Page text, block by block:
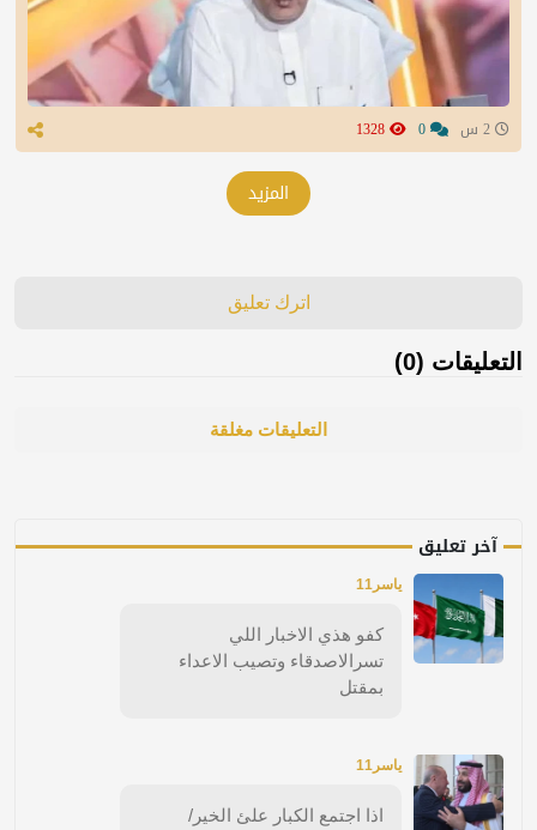
المزيد
اترك تعليق
التعليقات (0)
التعليقات مغلقة
آخر تعليق
ياسر11
كفو هذي الاخبار اللي
تسرالاصدقاء وتصيب الاعداء
بمقتل
ياسر11
اذا اجتمع الكبار علئ الخير/